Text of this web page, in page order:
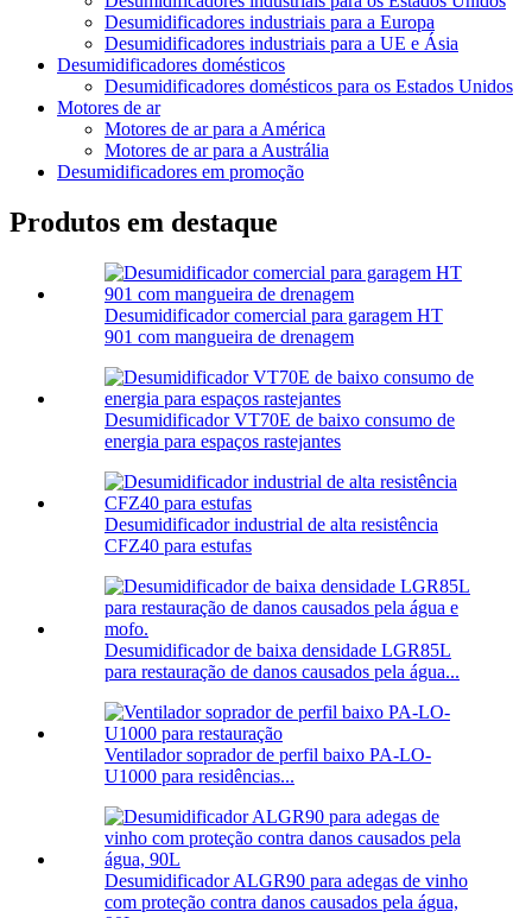
Desumidificadores industriais para a Europa
Desumidificadores industriais para a UE e Ásia
Desumidificadores domésticos
Desumidificadores domésticos para os Estados Unidos
Motores de ar
Motores de ar para a América
Motores de ar para a Austrália
Desumidificadores em promoção
Produtos em destaque
Desumidificador comercial para garagem HT
901 com mangueira de drenagem
Desumidificador VT70E de baixo consumo de
energia para espaços rastejantes
Desumidificador industrial de alta resistência
CFZ40 para estufas
Desumidificador de baixa densidade LGR85L
para restauração de danos causados ​​pela água...
Ventilador soprador de perfil baixo PA-LO-
U1000 para residências...
Desumidificador ALGR90 para adegas de vinho
com proteção contra danos causados ​​pela água,